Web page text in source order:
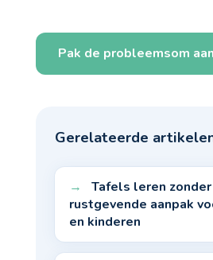
Pak de probleemsom
Gerelateerde
Tafels leren
rustgevende aanpak
en kinderen